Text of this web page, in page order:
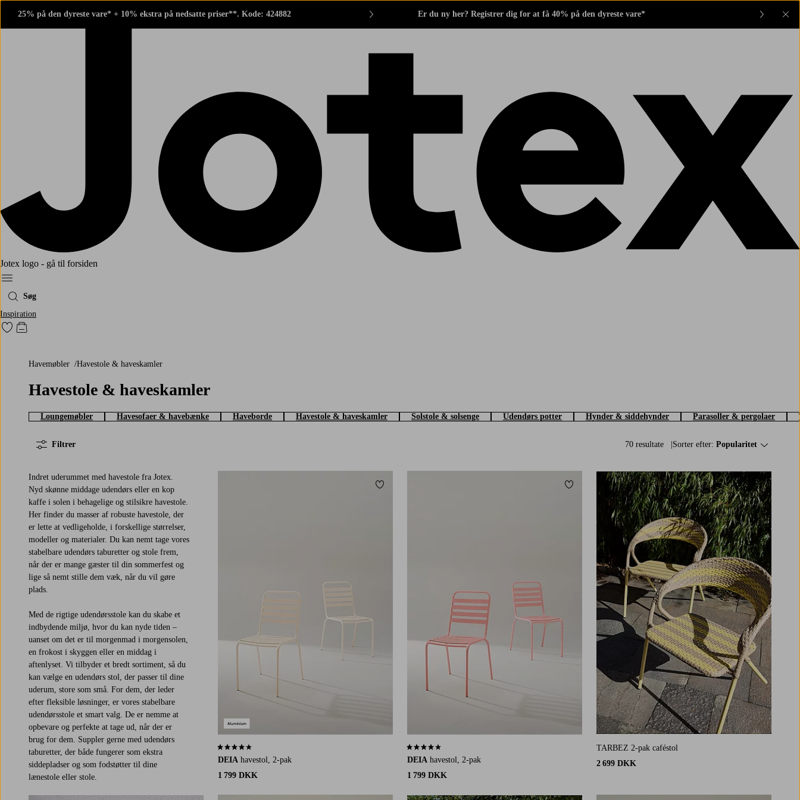
25% på den dyreste vare* + 10% ekstra på nedsatte priser**. Kode: 424882 Er du ny her? Registrer dig for at få 40% på den dyreste vare* Luk
Jotex logo - gå til forsiden
Menu
Søg
Inspiration
Gå til favoritmarkerede produkter
Gå til indkøbskurven
Havemøbler Havestole & haveskamler
Havestole & haveskamler
Loungemøbler Havesofaer & havebænke Haveborde Havestole & haveskamler Solstole & solsenge Udendørs potter Hynder & siddehynder Parasoller & pergolaer
70 resultate Sorter efter: Popularitet
Filtrer
Indret uderummet med havestole fra Jotex.
Nyd skønne middage udendørs eller en kop
kaffe i solen i behagelige og stilsikre havestole.
Her finder du masser af robuste havestole, der
er lette at vedligeholde, i forskellige størrelser,
modeller og materialer. Du kan nemt tage vores
stabelbare udendørs taburetter og stole frem,
når der er mange gæster til din sommerfest og
lige så nemt stille dem væk, når du vil gøre
plads.
Med de rigtige udendørsstole kan du skabe et
indbydende miljø, hvor du kan nyde tiden –
uanset om det er til morgenmad i morgensolen,
en frokost i skyggen eller en middag i
aftenlyset. Vi tilbyder et bredt sortiment, så du
kan vælge en udendørs stol, der passer til dine
uderum, store som små. For dem, der leder
efter fleksible løsninger, er vores stabelbare
udendørsstole et smart valg. De er nemme at
opbevare og perfekte at tage ud, når der er
brug for dem. Suppler gerne med udendørs
taburetter, der både fungerer som ekstra
siddepladser og som fodstøtter til dine
lænestole eller stole.
DEIA havestol, 2-pak
1 799 DKK
3,8 baseret på 40 bedømmelser
Tilføj til favoritter
DEIA havestol, 2-pak
1 799 DKK
3,8 baseret på 40 bedømmelser
Tilføj til favoritter
TARBEZ 2-pak caféstol
2 699 DKK
Tilføj til